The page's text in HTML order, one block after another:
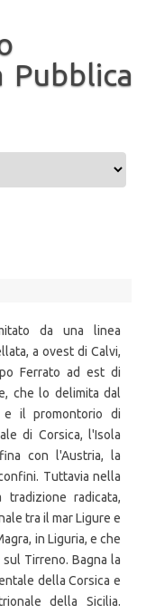
Pubblica
da una linea
a ovest di Calvi,
Ferrato ad est di
che lo delimita dal
e il promontorio di
di Corsica, l'Isola
con l'Austria, la
Tuttavia nella
radicata,
tra il mar Ligure e
in Liguria, e che
Tirreno. Bagna la
della Corsica e
della Sicilia.